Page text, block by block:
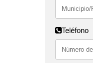
Teléfono